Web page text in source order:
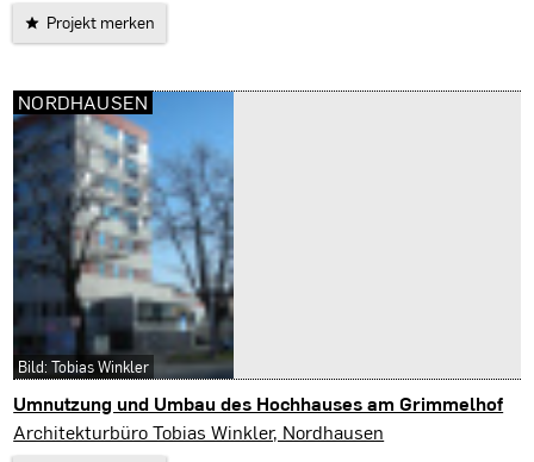
Projekt merken
Umnutzung und Umbau des Hochhauses am Grimmelhof
Nordhausen
Architekturbüro Tobias Winkler, Nordhausen
NORDHAUSEN
Bild: Tobias Winkler